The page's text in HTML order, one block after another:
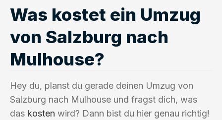
Was kostet ein Umzug
von Salzburg nach
Mulhouse?
Hey du, planst du gerade deinen Umzug von
Salzburg nach Mulhouse und fragst dich, was
das kosten wird? Dann bist du hier genau richtig!